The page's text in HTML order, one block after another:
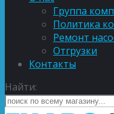
Группа
Политика
Ремонт
Отгрузки
Контакты
Найти: